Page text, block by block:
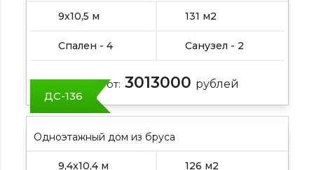
9х10,5 м 131 м2
Спален - 4 Санузел - 2
Цена от: 3013000 рублей
ДС-136
Одноэтажный дом из бруса
9,4х10,4 м 126 м2